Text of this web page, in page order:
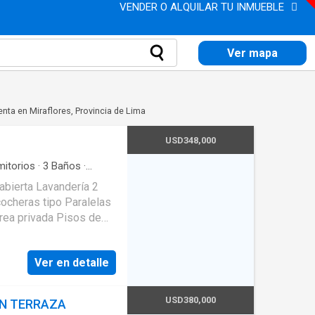
VENDER O ALQUILAR TU INMUEBLE
Ver mapa
en Miraflores, Provincia de Lima
· 3 Baños ·
Lavandería 2
tipo Paralelas
privada Pisos de
4 departamentos
Se permiten
Interior Impecable
Ver en detalle
USD348,000
TERRAZA USD380,000